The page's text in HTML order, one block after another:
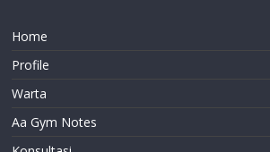
Home
Profile
Warta
Aa Gym Notes